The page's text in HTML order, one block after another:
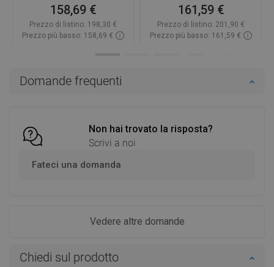
Domande frequenti
Non hai trovato la risposta?
Scrivi a noi
Fateci una domanda
Vedere altre domande
Chiedi sul prodotto
158,69 €
Prezzo di listino: 198,30 €
Prezzo più basso: 158,69 €
161,59 €
Prezzo di listino: 201,90 €
Prezzo più basso: 161,59 €